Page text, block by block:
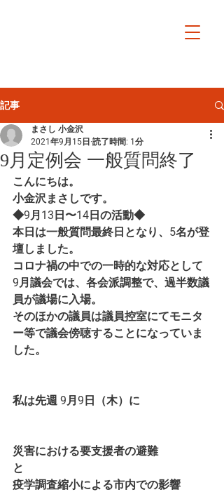
記事
9月定例会 一般質問終了
まさし 小金沢
2021年9月15日 読了時間: 1分
こんにちは。
小金沢まさしです。
◆9月13日〜14日の活動◆
本日は一般質問最終日となり、5名が登
壇しました。
コロナ禍の中での一時的な対応として
9月議会では、各会派調整で、過半数議
員が議場に入場。
そのほかの議員は議員控室にてモニタ
ー等で議会傍聴することになっていま
した。
私は先週 9月9日（木）に
災害における要支援者の避難
と
疫学調査縮小による市内での影響